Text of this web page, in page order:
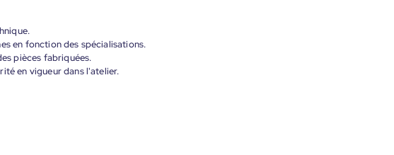
en fonction des spécialisations.
pièces fabriquées.
en vigueur dans l'atelier.